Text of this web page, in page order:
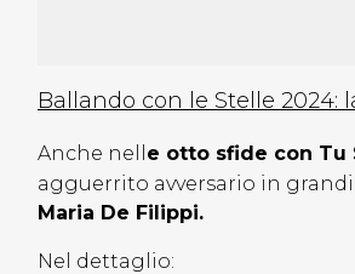
Ballando con le Stelle 2024:
Anche nell e otto sfide con Tu
agguerrito avversario in
Maria De Filippi.
Nel dettaglio: